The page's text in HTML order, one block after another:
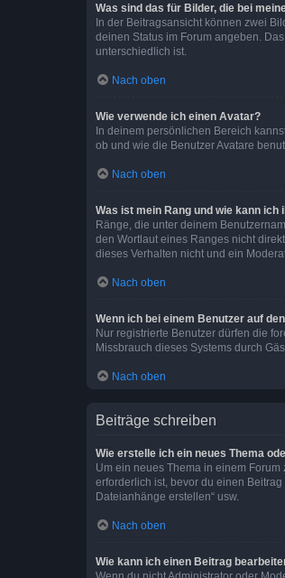
Was sind das für Bilder, die bei
In der Beitragsansicht können zwei
deinen Status im Forum angeben.
unterschiedlich ist.
Nach oben
Wie verwende ich einen Avatar?
In deinem persönlichen Bereich
ob und wie die Benutzer Avatare
Nach oben
Was ist mein Rang und wie kann ich
Ränge, die unter deinem
den Wortlaut eines Ranges nicht
dieses Verhalten nicht und ein
Nach oben
Wenn ich bei einem Benutzer auf
Nur registrierte Benutzer dürfen die
Missbrauch dieses Systems durch
Nach oben
Beiträge schreiben
Wie erstelle ich ein neues Thema
Um ein neues Thema in einem Forum
erforderlich ist, bevor du einen
Dateianhänge erstellen“ usw.
Nach oben
Wie kann ich einen Beitrag